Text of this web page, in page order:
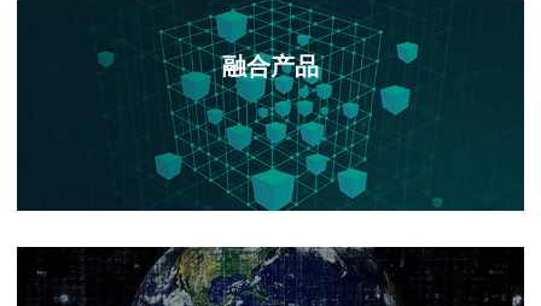
融合产品
甲烷排放
氨排放
颗粒物浓度